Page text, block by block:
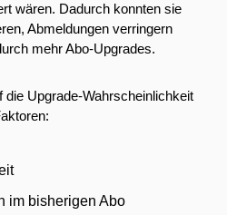
wären. Dadurch konnten sie
Abmeldungen verringern
mehr Abo-Upgrades.
die Upgrade-Wahrscheinlichkeit
im bisherigen Abo